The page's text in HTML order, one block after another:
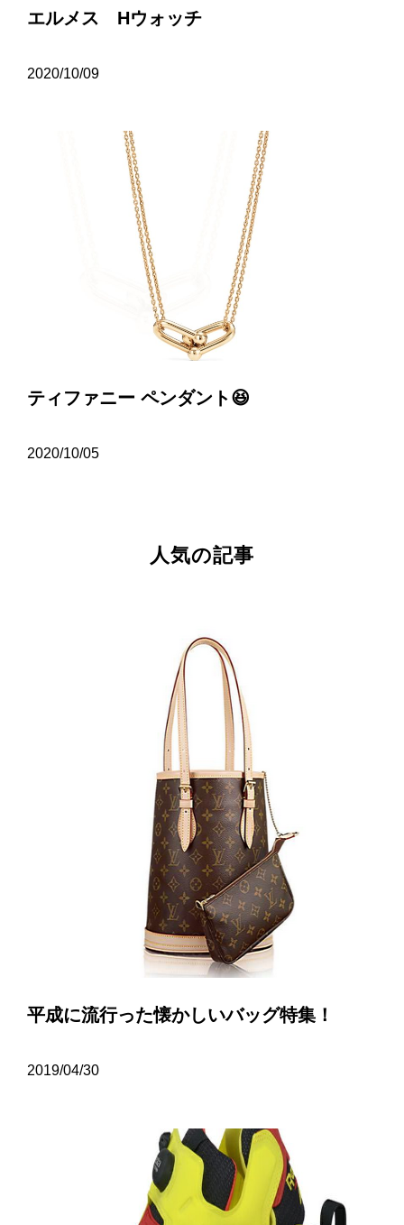
エルメス Hウォッチ
2020/10/09
ティファニー ペンダント😆
2020/10/05
人気の記事
平成に流行った懐かしいバッグ特集！
2019/04/30